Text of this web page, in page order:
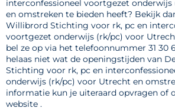
interconfessioneel voortgezet
en omstreken te bieden heeft? Bekijk
Willibrord Stichting voor rk, pc en
voortgezet onderwijs (rk/pc) voor
bel ze op via het telefoonnummer 31 30
helaas niet wat de openingstijden van
Stichting voor rk, pc en
onderwijs (rk/pc) voor Utrecht en
informatie kun je uiteraard opvragen of
website .